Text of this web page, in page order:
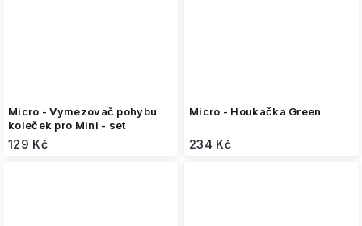
Micro - Vymezovač pohybu
koleček pro Mini - set
129 Kč
Micro - Houkačka Green
234 Kč